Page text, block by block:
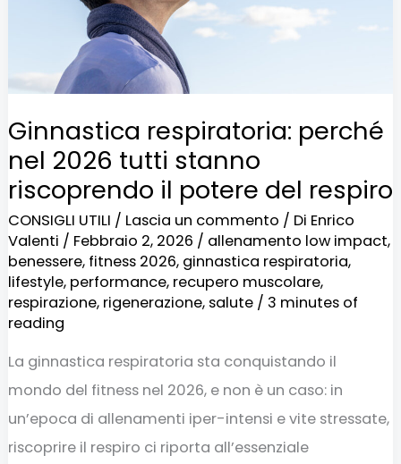
Ginnastica respiratoria: perché
nel 2026 tutti stanno
riscoprendo il potere del respiro
CONSIGLI UTILI / Lascia un commento / Di Enrico
Valenti / Febbraio 2, 2026 / allenamento low impact,
benessere, fitness 2026, ginnastica respiratoria,
lifestyle, performance, recupero muscolare,
respirazione, rigenerazione, salute/ 3 minutes of
reading
La ginnastica respiratoria sta conquistando il
mondo del fitness nel 2026, e non è un caso: in
un’epoca di allenamenti iper-intensi e vite stressate,
riscoprire il respiro ci riporta all’essenziale
riscoprendo
del
respiro